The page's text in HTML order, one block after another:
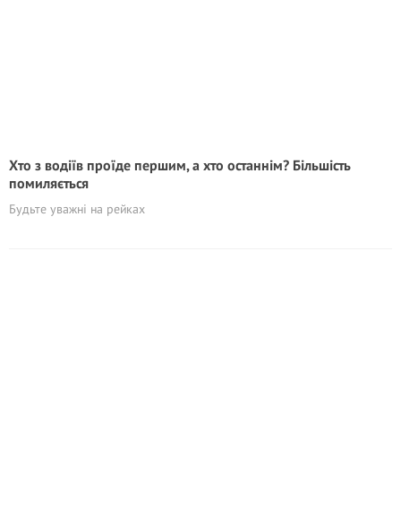
Хто з водіїв проїде першим, а хто останнім? Більшість
помиляється
Будьте уважні на рейках